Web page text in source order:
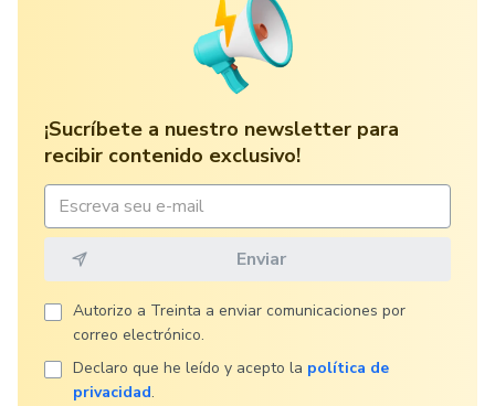
¡Sucríbete a nuestro newsletter para
recibir contenido exclusivo!
Autorizo ​​a Treinta a enviar comunicaciones por
correo electrónico.
Declaro que he leído y acepto la política de
privacidad.